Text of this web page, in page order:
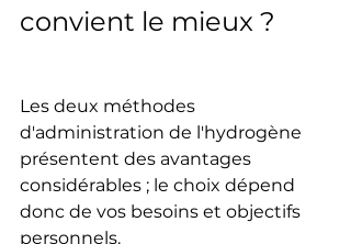
convient le mieux ?
Les deux méthodes
d'administration de l'hydrogène
présentent des avantages
considérables ; le choix dépend
donc de vos besoins et objectifs
personnels.